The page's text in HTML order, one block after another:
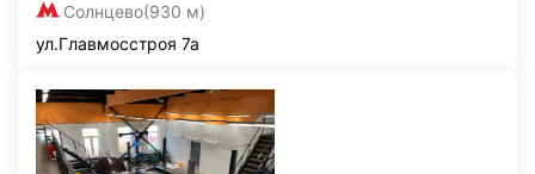
Солнцево(930 м)
ул.Главмосстроя 7а